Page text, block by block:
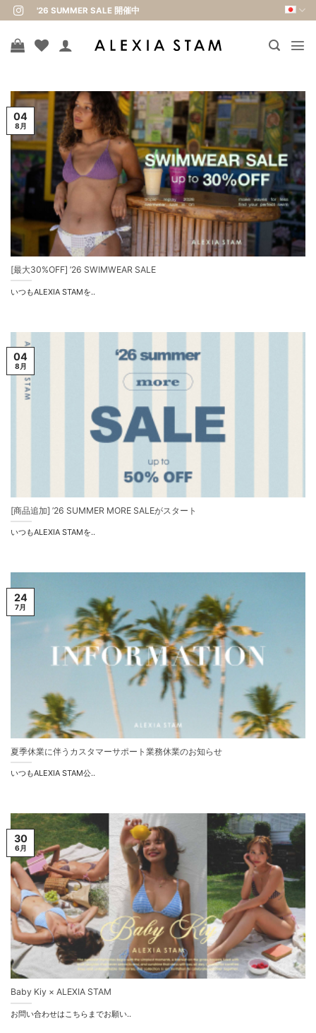
Skip
to
content
'26 SUMMER SALE 開催中
[最大30%OFF] ’26 SWIMWEAR SALE
いつもALEXIA STAMを..
04
8月
[商品追加] ’26 SUMMER MORE SALEがスタート
いつもALEXIA STAMを..
04
8月
夏季休業に伴うカスタマーサポート業務休業のお知らせ
いつもALEXIA STAM公..
24
7月
Baby Kiy × ALEXIA STAM
お問い合わせはこちらまでお願い..
30
6月